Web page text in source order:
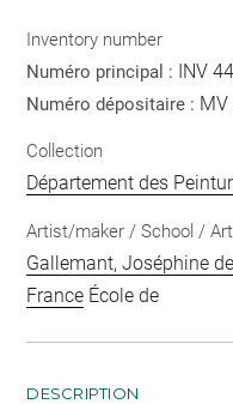
Inventory number
Numéro principal : INV
Numéro dépositaire :
Collection
Département des
Artist/maker / School /
Gallemant, Joséphine de
France École de
DESCRIPTION